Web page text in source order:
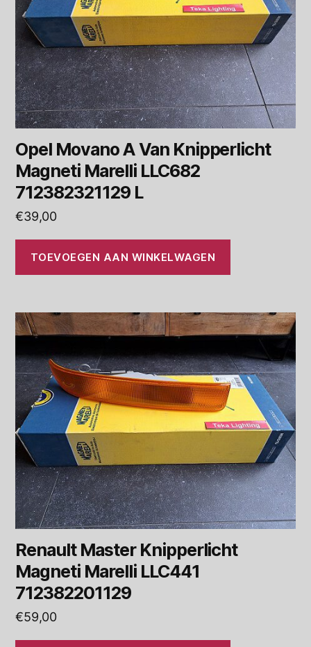
Opel Movano A Van Knipperlicht
Magneti Marelli LLC682
712382321129 L
€39,00
TOEVOEGEN AAN WINKELWAGEN
Renault Master Knipperlicht
Magneti Marelli LLC441
712382201129
€59,00